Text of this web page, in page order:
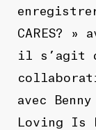
CARES?
il s’agit
avec
Loving Is